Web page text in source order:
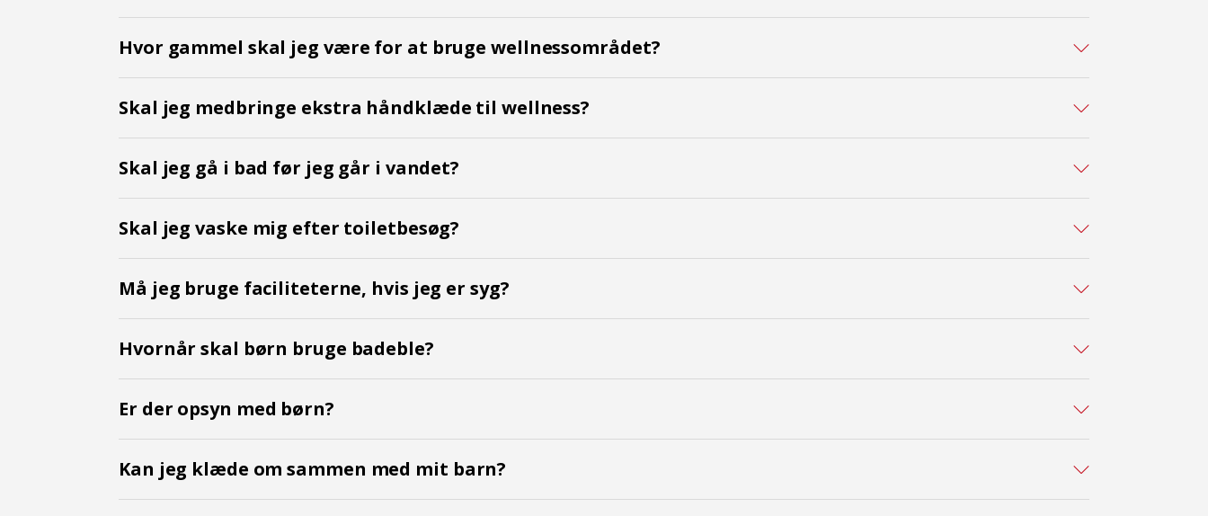
Hvor gammel skal jeg være for at bruge wellnessområdet?
Skal jeg medbringe ekstra håndklæde til wellness?
Skal jeg gå i bad før jeg går i vandet?
Skal jeg vaske mig efter toiletbesøg?
Må jeg bruge faciliteterne, hvis jeg er syg?
Hvornår skal børn bruge badeble?
Er der opsyn med børn?
Kan jeg klæde om sammen med mit barn?